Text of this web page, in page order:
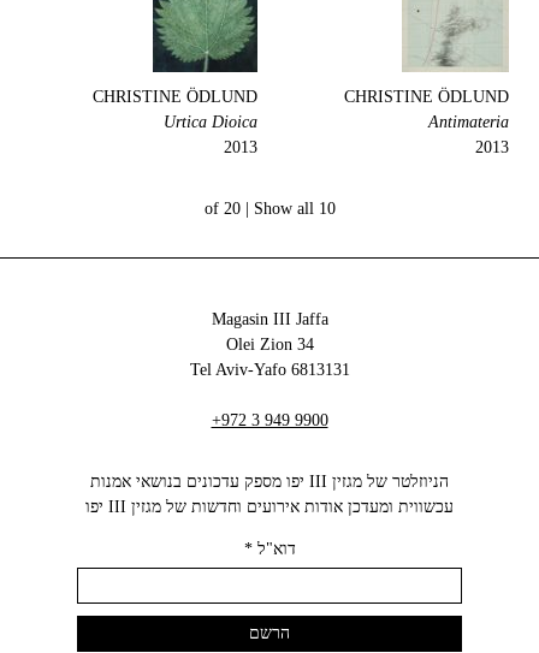
CHRISTINE ÖDLUND
Antimateria
2013
CHRISTINE ÖDLUND
Urtica Dioica
2013
10 of 20 |
Show all
Magasin III Jaffa
34 Olei Zion
6813131 Tel Aviv-Yafo
+972 3 949 9900
הניוזלטר של מגזין III יפו מספק עדכונים בנושאי אמנות
עכשווית ומעדכן אודות אירועים וחדשות של מגזין III יפו‬
דוא"ל*